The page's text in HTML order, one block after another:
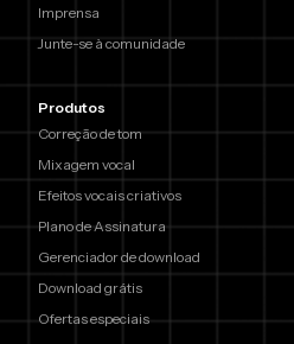
Imprensa
Junte-se à comunidade
Produtos
Correção de tom
Mixagem vocal
Efeitos vocais criativos
Plano de Assinatura
Gerenciador de download
Download grátis
Ofertas especiais